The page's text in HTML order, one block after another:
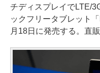
チディスプレイでLTE/
ックフリータブレット
月18日に発売する。直